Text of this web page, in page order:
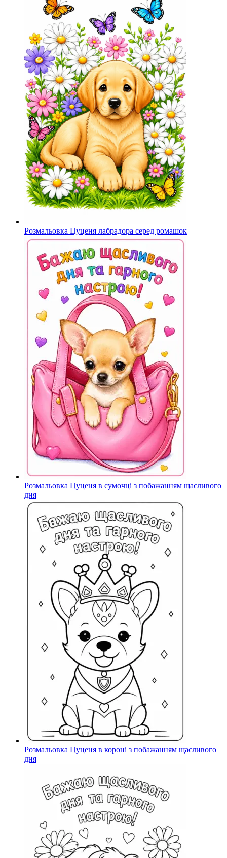
Розмальовка Цуценя лабрадора серед ромашок
Розмальовка Цуценя в сумочці з побажанням щасливого
дня
Розмальовка Цуценя в короні з побажанням щасливого
дня